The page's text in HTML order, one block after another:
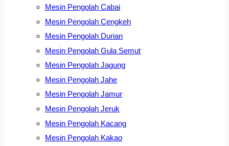
Mesin Pengolah Cabai
Mesin Pengolah Cengkeh
Mesin Pengolah Durian
Mesin Pengolah Gula Semut
Mesin Pengolah Jagung
Mesin Pengolah Jahe
Mesin Pengolah Jamur
Mesin Pengolah Jeruk
Mesin Pengolah Kacang
Mesin Pengolah Kakao